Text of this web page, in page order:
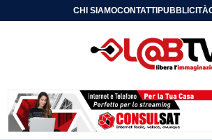
CHI SIAMOCONTATTIPUBBLICITÀ